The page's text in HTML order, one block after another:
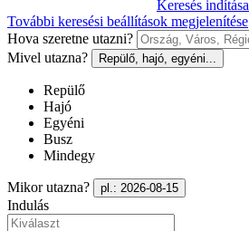
Keresés indítása
További keresési beállítások megjelenítése
Hova szeretne utazni?
Mivel utazna?
Repülő, hajó, egyéni...
Repülő
Hajó
Egyéni
Busz
Mindegy
Mikor utazna? pl.: 2026-08-15
Indulás